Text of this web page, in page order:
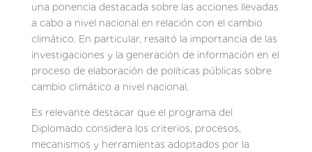
una ponencia destacada sobre las acciones llevadas
a cabo a nivel nacional en relación con el cambio
climático. En particular, resaltó la importancia de las
investigaciones y la generación de información en el
proceso de elaboración de políticas públicas sobre
cambio climático a nivel nacional.
Es relevante destacar que el programa del
Diplomado considera los criterios, procesos,
mecanismos y herramientas adoptados por la